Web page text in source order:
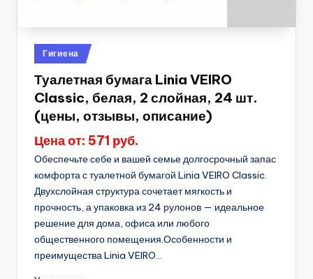
Опубликовано
в
Гигиена
Туалетная бумага Linia VEIRO
Classic, белая, 2 слойная, 24 шт.
(цены, отзывы, описание)
Цена от: 571 руб.
Обеспечьте себе и вашей семье долгосрочный запас
комфорта с туалетной бумагой Linia VEIRO Classic.
Двухслойная структура сочетает мягкость и
прочность, а упаковка из 24 рулонов — идеальное
решение для дома, офиса или любого
общественного помещения.Особенности и
преимущества Linia VEIRO...